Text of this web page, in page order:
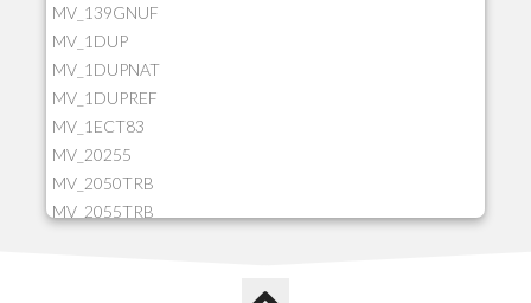
MV_139GNUF
MV_1DUP
MV_1DUPNAT
MV_1DUPREF
MV_1ECT83
MV_20255
MV_2050TRB
MV_2055TRB